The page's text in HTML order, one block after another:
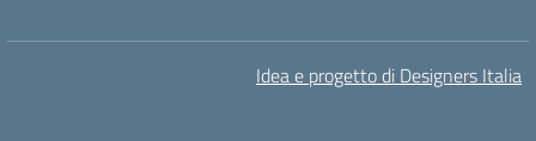
Idea e progetto di Designers Italia